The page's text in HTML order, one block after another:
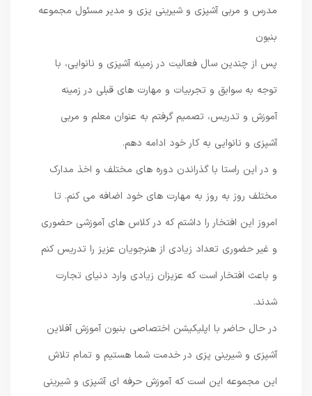
مدرس و مربی آشپزی و شیرینی پزی و مدیر مسئول مجموعه
پس از چندین سال فعالیت در زمینه آشپزی و نانوایی، با
توجه به سوابق و تجربیات و مهارت های قبلی در زمینه
آموزش و تدریس، تصمیم گرفتم به عنوان معلم و مربی
آشپزی و نانوایی به کار خود ادامه دهم.
و در این راستا با گذراندن دوره های مختلف و اخذ مدارک
مختلف روز به روز به مهارت های خود اضافه می کنم. تا
امروز این افتخار را داشتم که در کلاس های آموزشی حضوری
و غیر حضوری تعداد زیادی از هنرجویان عزیز را تدریس کنم
و باعث افتخار است که عزیزان زیادی وارد دنیای تجارت
در حال حاضر با اپلیکیشن اختصاصی بنبون آموزش آفلاین
آشپزی و شیرینی پزی در خدمت شما هستیم و تمام تلاش
این مجموعه این است که آموزش حرفه ای آشپزی و شیرینی